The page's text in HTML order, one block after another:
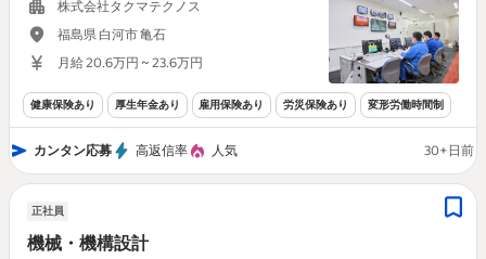
株式会社タクマテクノス
福島県 白河市 亀石
月給 20.6万円 ~ 23.6万円
健康保険あり 厚生年金あり 雇用保険あり 労災保険あり 変形労働時間制
カンタン応募 高返信率 人気 30+日前
正社員
機械・機構設計